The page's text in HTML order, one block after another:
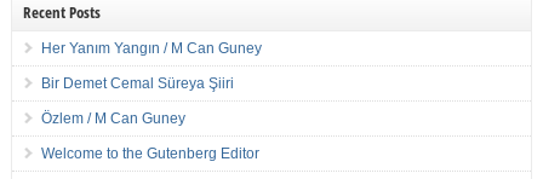
Recent Posts
Her Yanım Yangın / M Can Guney
Bir Demet Cemal Süreya Şiiri
Özlem / M Can Guney
Welcome to the Gutenberg Editor